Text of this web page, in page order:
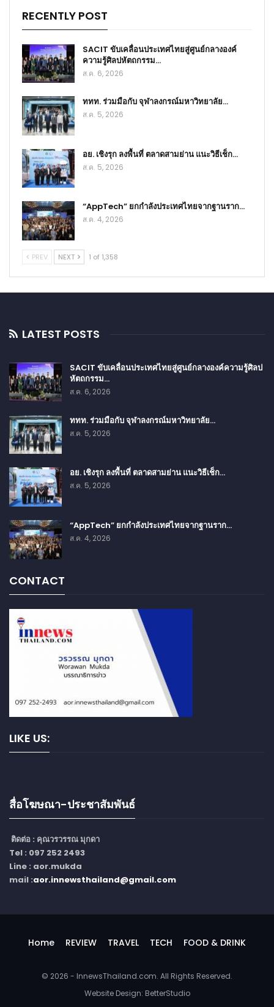
RECENTLY POST
SACIT ขับเคลื่อนประเทศไทยสู่ศูนย์กลางองค์
ความรู้ศิลปหัตถกรรม…
ส.ค. 6, 2026
ททท. ร่วมมือกับ จุฬาลงกรณ์มหาวิทยาลัย…
ส.ค. 5, 2026
อย. เชิงรุก ลงพื้นที่ ตลาดสามย่าน แนะวิธีเช็ก…
ส.ค. 5, 2026
“AppTech” ยกกำลังประเทศไทยจากฐานราก…
ส.ค. 4, 2026
PREV NEXT 1 of 1,358
LATEST POSTS
SACIT ขับเคลื่อนประเทศไทยสู่ศูนย์กลางองค์ความรู้ศิลป
หัตถกรรม…
ส.ค. 6, 2026
ททท. ร่วมมือกับ จุฬาลงกรณ์มหาวิทยาลัย…
ส.ค. 5, 2026
อย. เชิงรุก ลงพื้นที่ ตลาดสามย่าน แนะวิธีเช็ก…
ส.ค. 5, 2026
“AppTech” ยกกำลังประเทศไทยจากฐานราก…
ส.ค. 4, 2026
CONTACT
LIKE US:
สื่อโฆษณา-ประชาสัมพันธ์
ติดต่อ : คุณวรวรรณ มุกดา
Tel : 097 252 2493
Line : aor.mukda
mail :aor.innewsthailand@gmail.com
Home REVIEW TRAVEL TECH FOOD & DRINK
© 2026 - InnewsThailand.com. All Rights Reserved.
Website Design: BetterStudio